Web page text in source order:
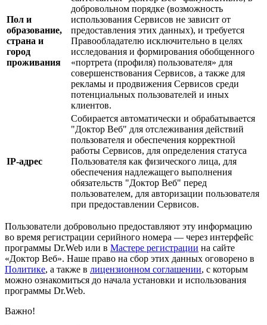
Пол и
образование,
страна и
город
проживания
добровольном порядке (возможность
использования Сервисов не зависит от
предоставления этих данных), и требуется
Правообладателю исключительно в целях
исследования и формирования обобщенного
«портрета (профиля) пользователя» для
совершенствования Сервисов, а также для
рекламы и продвижения Сервисов среди
потенциальных пользователей и иных
клиентов.
IP-адрес
Собирается автоматически и обрабатывается
"Доктор Веб" для отслеживания действий
пользователя и обеспечения корректной
работы Сервисов, для определения статуса
Пользователя как физического лица, для
обеспечения надлежащего выполнения
обязательств "Доктор Веб" перед
пользователем, для авторизации пользователя
при предоставлении Сервисов.
Пользователи добровольно предоставляют эту информацию
во время регистрации серийного номера — через интерфейс
программы Dr.Web или в Мастере регистрации на сайте
«Доктор Веб». Наше право на сбор этих данных оговорено в
Политике, а также в лицензионном соглашении, с которым
можно ознакомиться до начала установки и использования
программы Dr.Web.
Важно!